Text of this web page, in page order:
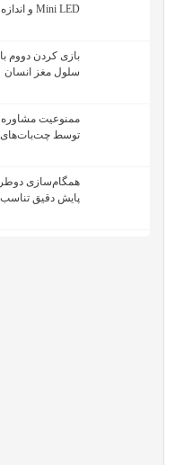
Mini LED و اندازه 116 اینچ
بازی کردن دووم
سلول مغز انسان
ممنوعیت
توسط
همگام‌سازی
پایش دقیق